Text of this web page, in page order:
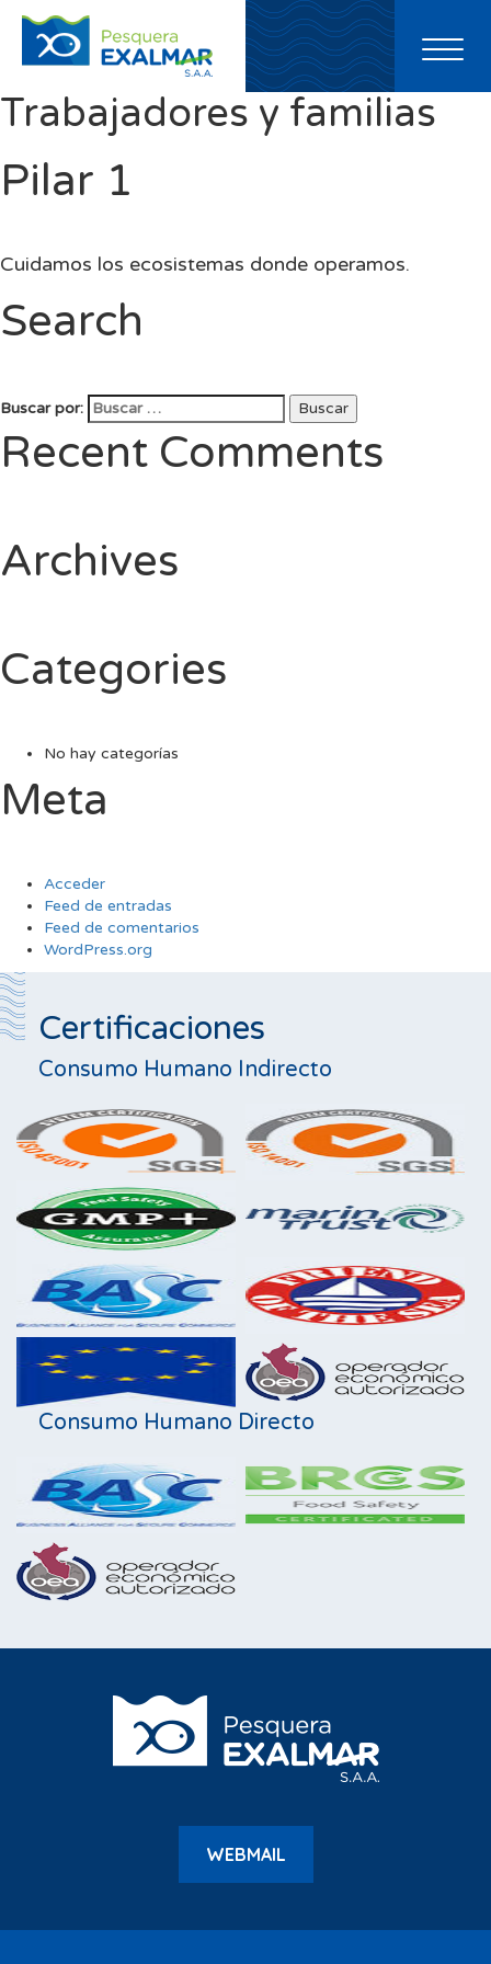
Toggle
Trabajadores y familias
Pilar 1
Cuidamos los ecosistemas donde operamos.
Search
Buscar por: Buscar
Recent Comments
Archives
Categories
No hay categorías
Meta
Acceder
Feed de entradas
Feed de comentarios
WordPress.org
Certificaciones
Consumo Humano Indirecto
Consumo Humano Directo
WEBMAIL